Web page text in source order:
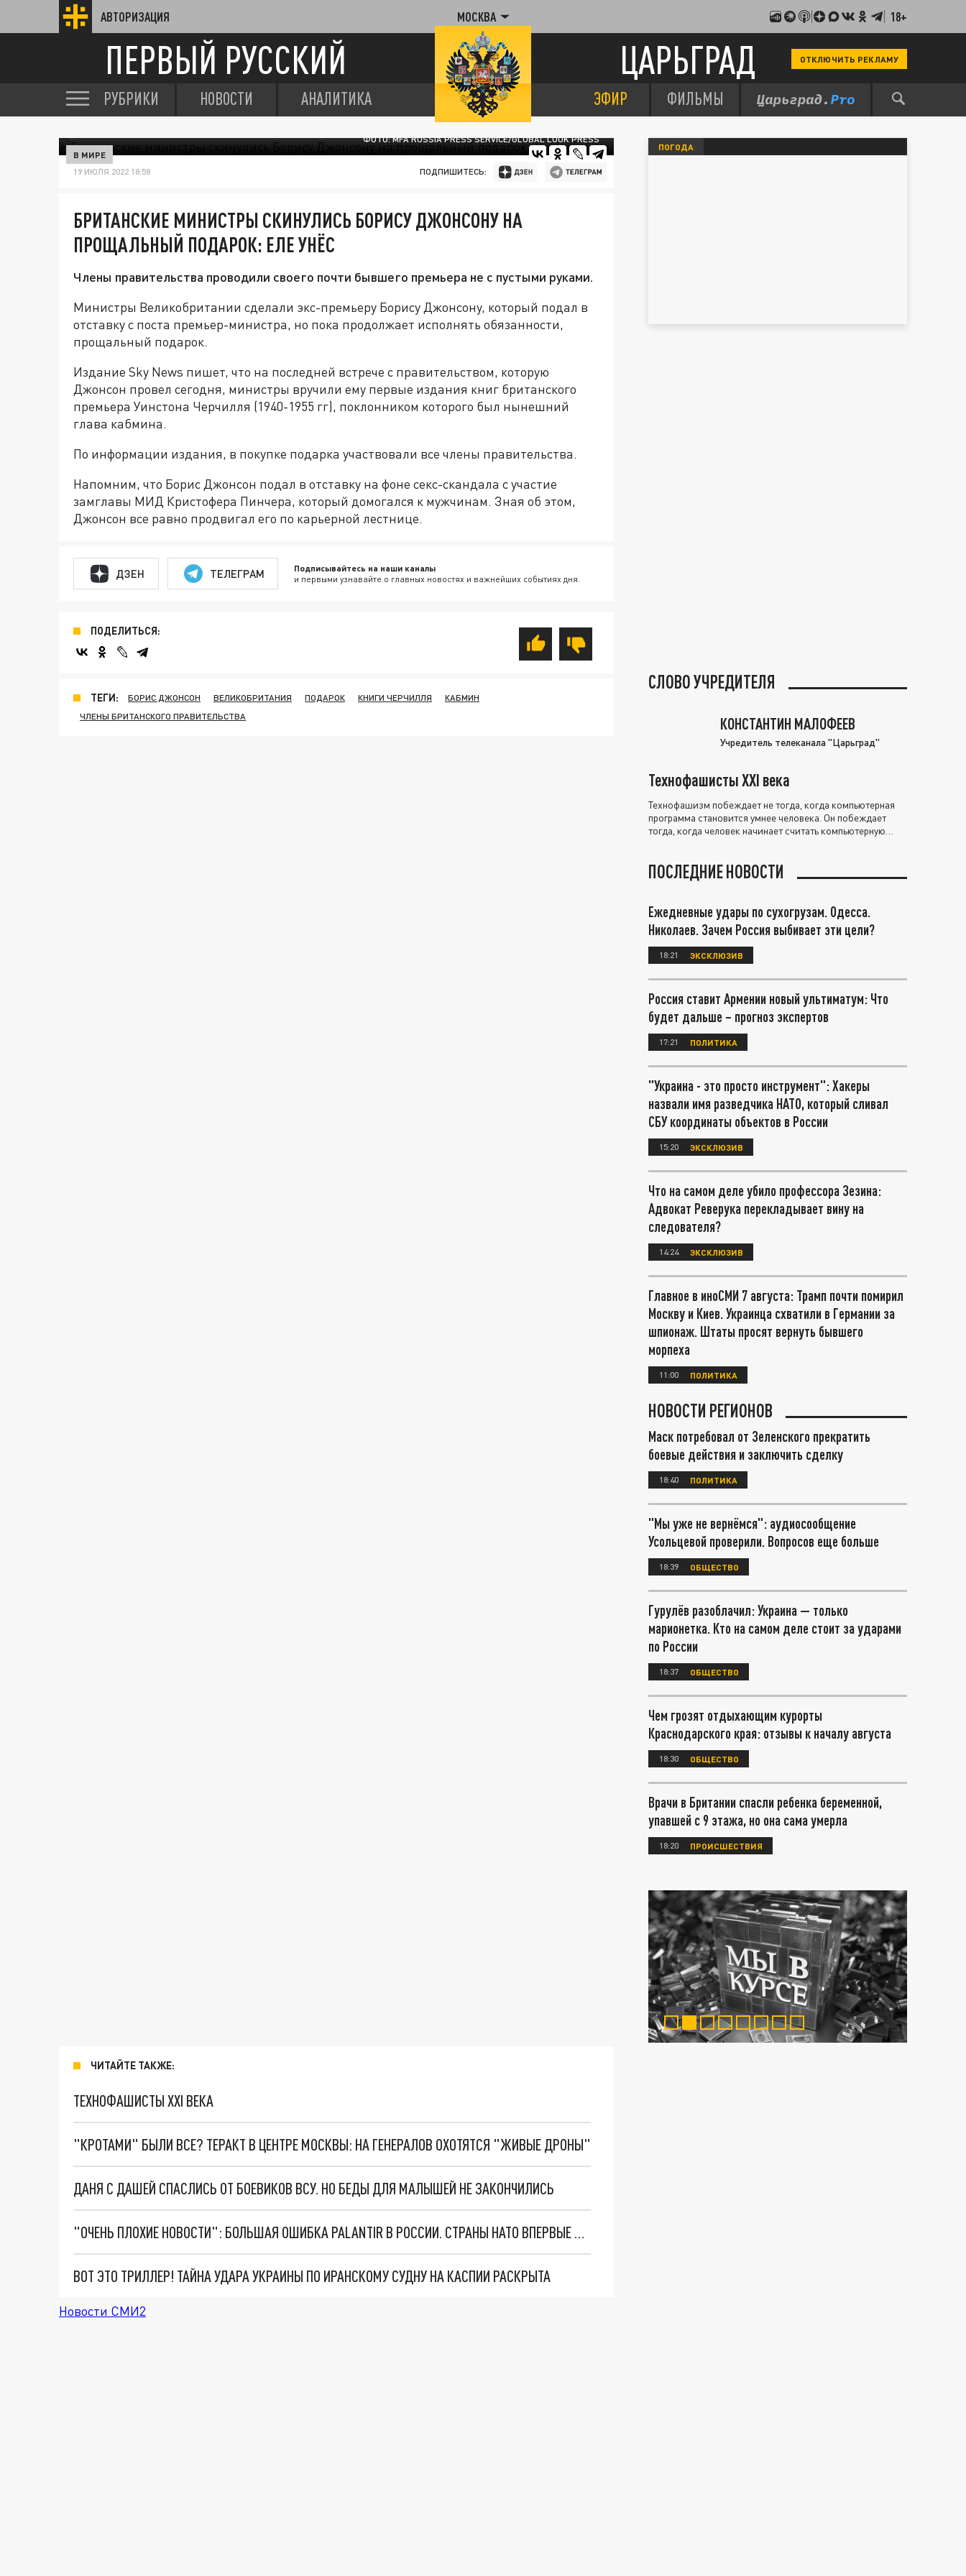
АВТОРИЗАЦИЯ МОСКВА 18+
ПЕРВЫЙ РУССКИЙ ЦАРЬГРАД ОТКЛЮЧИТЬ РЕКЛАМУ
РУБРИКИ НОВОСТИ АНАЛИТИКА ЭФИР ФИЛЬМЫ
ФОТО: MFA RUSSIA PRESS SERVICE/GLOBAL LOOK PRESS
В МИРЕ
19 ИЮЛЯ 2022 18:58 ПОДПИШИТЕСЬ:
БРИТАНСКИЕ МИНИСТРЫ СКИНУЛИСЬ БОРИСУ ДЖОНСОНУ НА
ПРОЩАЛЬНЫЙ ПОДАРОК: ЕЛЕ УНЁС
Члены правительства проводили своего почти бывшего премьера не с пустыми руками.
Министры Великобритании сделали экс-премьеру Борису Джонсону, который подал в
отставку с поста премьер-министра, но пока продолжает исполнять обязанности,
прощальный подарок.
Издание Sky News пишет, что на последней встрече с правительством, которую
Джонсон провел сегодня, министры вручили ему первые издания книг британского
премьера Уинстона Черчилля (1940-1955 гг), поклонником которого был нынешний
глава кабмина.
По информации издания, в покупке подарка участвовали все члены правительства.
Напомним, что Борис Джонсон подал в отставку на фоне секс-скандала с участие
замглавы МИД Кристофера Пинчера, который домогался к мужчинам. Зная об этом,
Джонсон все равно продвигал его по карьерной лестнице.
ДЗЕН ТЕЛЕГРАМ Подписывайтесь на наши каналы
и первыми узнавайте о главных новостях и важнейших событиях дня.
ПОДЕЛИТЬСЯ:
ТЕГИ: БОРИС ДЖОНСОН ВЕЛИКОБРИТАНИЯ ПОДАРОК КНИГИ ЧЕРЧИЛЛЯ
КАБМИН
ЧЛЕНЫ БРИТАНСКОГО ПРАВИТЕЛЬСТВА
ЧИТАЙТЕ ТАКЖЕ:
ТЕХНОФАШИСТЫ XXI ВЕКА
"КРОТАМИ" БЫЛИ ВСЕ? ТЕРАКТ В ЦЕНТРЕ МОСКВЫ: НА ГЕНЕРАЛОВ ОХОТЯТСЯ "ЖИВЫЕ ДРОНЫ"
ДАНЯ С ДАШЕЙ СПАСЛИСЬ ОТ БОЕВИКОВ ВСУ. НО БЕДЫ ДЛЯ МАЛЫШЕЙ НЕ ЗАКОНЧИЛИСЬ
"ОЧЕНЬ ПЛОХИЕ НОВОСТИ": БОЛЬШАЯ ОШИБКА PALANTIR В РОССИИ. СТРАНЫ НАТО ВПЕРВЫЕ ЗА СВО ОСТАНОВИЛИ ПОСТАВКИ ОРУЖИЯ. ВСУ ТЕРЯЮТ ПРИГРАНИЧЬЕ?
ВОТ ЭТО ТРИЛЛЕР! ТАЙНА УДАРА УКРАИНЫ ПО ИРАНСКОМУ СУДНУ НА КАСПИИ РАСКРЫТА
Новости СМИ2
ПОГОДА
СЛОВО УЧРЕДИТЕЛЯ
КОНСТАНТИН МАЛОФЕЕВ
Учредитель телеканала "Царьград"
Технофашисты XXI века
Технофашизм побеждает не тогда, когда компьютерная
программа становится умнее человека. Он побеждает
тогда, когда человек начинает считать компьютерную
ПОСЛЕДНИЕ НОВОСТИ
Ежедневные удары по сухогрузам. Одесса.
Николаев. Зачем Россия выбивает эти цели?
18:21 ЭКСКЛЮЗИВ
Россия ставит Армении новый ультиматум: Что
будет дальше – прогноз экспертов
17:21 ПОЛИТИКА
"Украина - это просто инструмент": Хакеры
назвали имя разведчика НАТО, который сливал
СБУ координаты объектов в России
15:20 ЭКСКЛЮЗИВ
Что на самом деле убило профессора Зезина:
Адвокат Реверука перекладывает вину на
следователя?
14:24 ЭКСКЛЮЗИВ
Главное в иноСМИ 7 августа: Трамп почти помирил
Москву и Киев. Украинца схватили в Германии за
шпионаж. Штаты просят вернуть бывшего
морпеха
11:00 ПОЛИТИКА
НОВОСТИ РЕГИОНОВ
Маск потребовал от Зеленского прекратить
боевые действия и заключить сделку
18:40 ПОЛИТИКА
"Мы уже не вернёмся": аудиосообщение
Усольцевой проверили. Вопросов еще больше
18:39 ОБЩЕСТВО
Гурулёв разоблачил: Украина — только
марионетка. Кто на самом деле стоит за ударами
по России
18:37 ОБЩЕСТВО
Чем грозят отдыхающим курорты
Краснодарского края: отзывы к началу августа
18:30 ОБЩЕСТВО
Врачи в Британии спасли ребенка беременной,
упавшей с 9 этажа, но она сама умерла
18:20 ПРОИСШЕСТВИЯ